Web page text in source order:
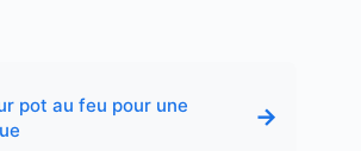
pot au feu pour une
→